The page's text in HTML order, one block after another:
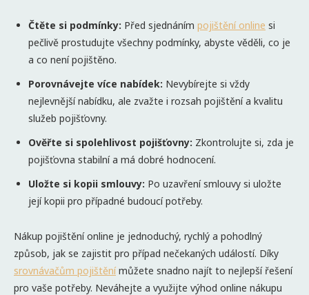
Čtěte si podmínky: Před sjednáním pojištění online si
pečlivě prostudujte všechny podmínky, abyste věděli, co je
a co není pojištěno.
Porovnávejte více nabídek: Nevybírejte si vždy
nejlevnější nabídku, ale zvažte i rozsah pojištění a kvalitu
služeb pojišťovny.
Ověřte si spolehlivost pojišťovny: Zkontrolujte si, zda je
pojišťovna stabilní a má dobré hodnocení.
Uložte si kopii smlouvy: Po uzavření smlouvy si uložte
její kopii pro případné budoucí potřeby.
Nákup pojištění online je jednoduchý, rychlý a pohodlný
způsob, jak se zajistit pro případ nečekaných událostí. Díky
srovnávačům pojištěnímůžete snadno najít to nejlepší řešení
pro vaše potřeby. Neváhejte a využijte výhod online nákupu